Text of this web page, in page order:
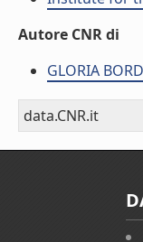
Autore CNR di
GLORIA
data.CNR.it